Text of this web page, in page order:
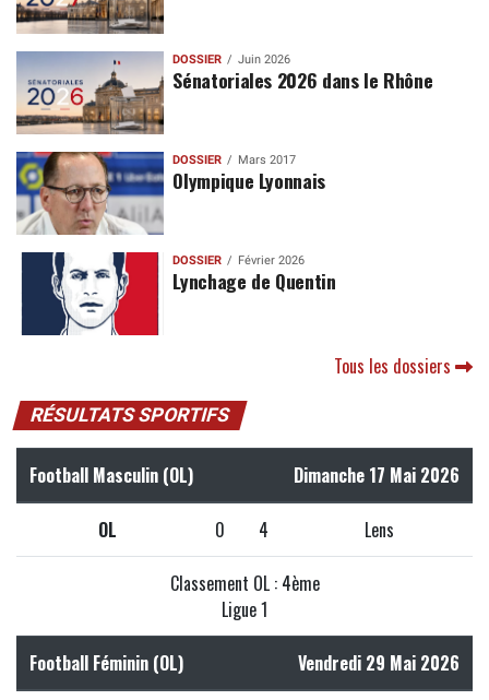
DOSSIER Juin 2026
Sénatoriales 2026 dans le Rhône
DOSSIER Mars 2017
Olympique Lyonnais
DOSSIER Février 2026
Lynchage de Quentin
Tous les dossiers
RÉSULTATS SPORTIFS
Football Masculin (OL) Dimanche 17 Mai 2026
OL 0 4 Lens
Classement OL : 4ème
Ligue 1
Football Féminin (OL) Vendredi 29 Mai 2026